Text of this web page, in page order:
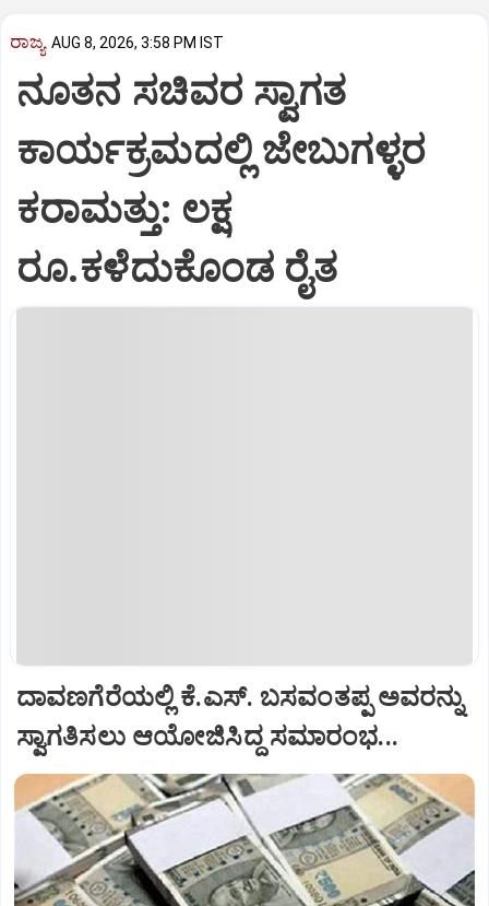
ರಾಜ್ಯ AUG 8, 2026, 3:58 PM IST
ನೂತನ ಸಚಿವರ ಸ್ವಾಗತ
ಕಾರ್ಯಕ್ರಮದಲ್ಲಿ ಜೇಬುಗಳ್ಳರ
ಕರಾಮತ್ತು: ಲಕ್ಷ
ರೂ.ಕಳೆದುಕೊಂಡ ರೈತ
ದಾವಣಗೆರೆಯಲ್ಲಿ ಕೆ.ಎಸ್. ಬಸವಂತಪ್ಪ ಅವರನ್ನು
ಸ್ವಾಗತಿಸಲು ಆಯೋಜಿಸಿದ್ದ ಸಮಾರಂಭ...